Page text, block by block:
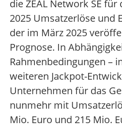
die ZEAL Network SE
2025 Umsatzerlöse und
der im März 2025
Prognose. In
Rahmenbedingungen –
weiteren Jackpot-
Unternehmen für das
nunmehr mit
Mio. Euro und 215 Mio.